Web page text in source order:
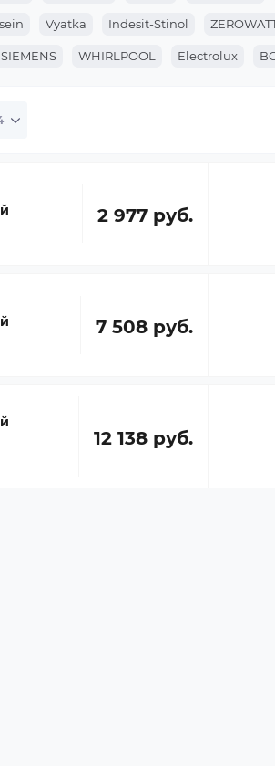
Vyatka Indesit-Stinol
SIEMENS WHIRLPOOL Electrolux
2 977 руб.
7 508 руб.
12 138 руб.